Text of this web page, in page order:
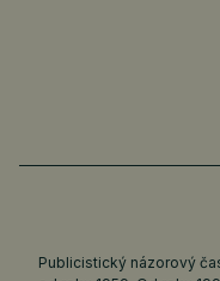
Publicistický názorový